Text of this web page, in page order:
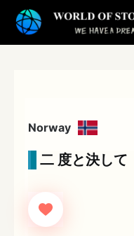
Norway
二 度と決して